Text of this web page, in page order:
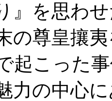
』を思わ
の尊皇攘
起こった
力の中心